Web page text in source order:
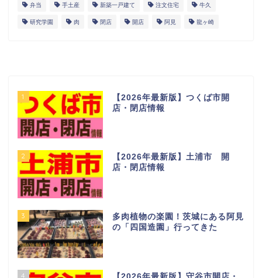
弁当 手土産 新築一戸建て 注文住宅 牛久
研究学園 肉 閉店 開店 阿見 龍ヶ崎
1
【2026年最新版】つくば市開